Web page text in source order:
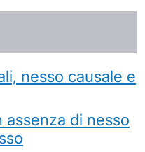
nesso causale e
assenza di nesso